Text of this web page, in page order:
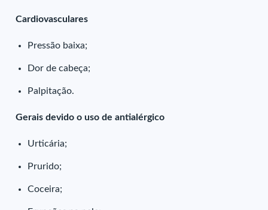
Cardiovasculares
Pressão baixa;
Dor de cabeça;
Palpitação.
Gerais devido o uso de antialérgico
Urticária;
Prurido;
Coceira;